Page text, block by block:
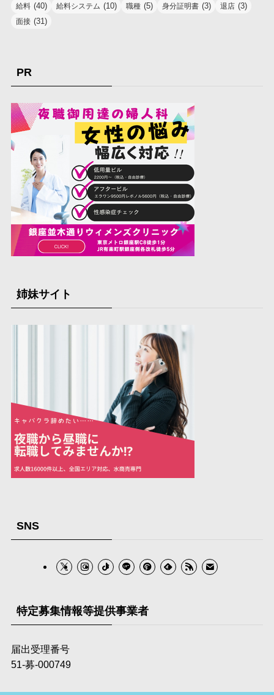
給料 (40) 給料システム (10) 職種 (5) 身分証明書 (3) 退店 (3)
面接 (31)
PR
姉妹サイト
SNS
特定募集情報等提供事業者
届出受理番号
51-募‐000749